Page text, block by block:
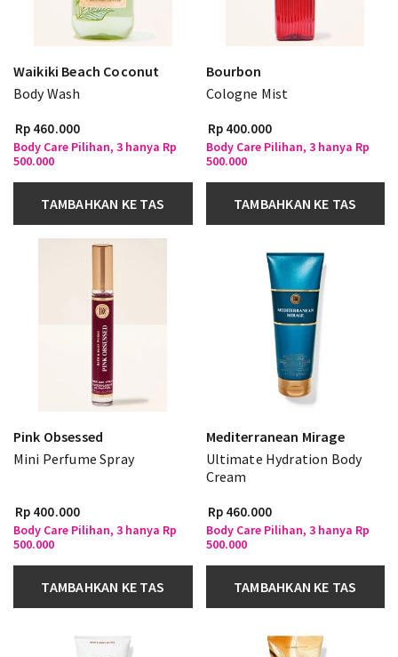
Waikiki Beach Coconut
Body Wash
Rp 460.000
Body Care Pilihan, 3 hanya Rp
500.000
TAMBAHKAN KE TAS
Bourbon
Cologne Mist
Rp 400.000
Body Care Pilihan, 3 hanya Rp
500.000
TAMBAHKAN KE TAS
Pink Obsessed
Mini Perfume Spray
Rp 400.000
Body Care Pilihan, 3 hanya Rp
500.000
TAMBAHKAN KE TAS
Mediterranean Mirage
Ultimate Hydration Body
Cream
Rp 460.000
Body Care Pilihan, 3 hanya Rp
500.000
TAMBAHKAN KE TAS